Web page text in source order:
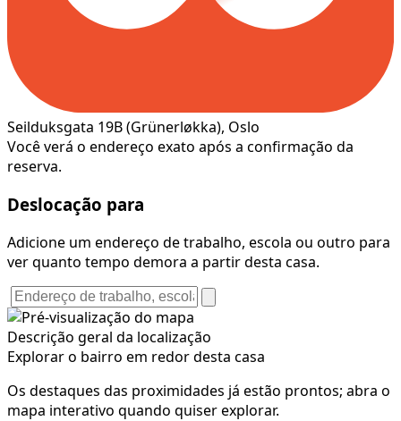
Seilduksgata 19B(Grünerløkka), Oslo
Você verá o endereço exato após a confirmação da
reserva.
Deslocação para
Adicione um endereço de trabalho, escola ou outro para
ver quanto tempo demora a partir desta casa.
Descrição geral da localização
Explorar o bairro em redor desta casa
Os destaques das proximidades já estão prontos; abra o
mapa interativo quando quiser explorar.